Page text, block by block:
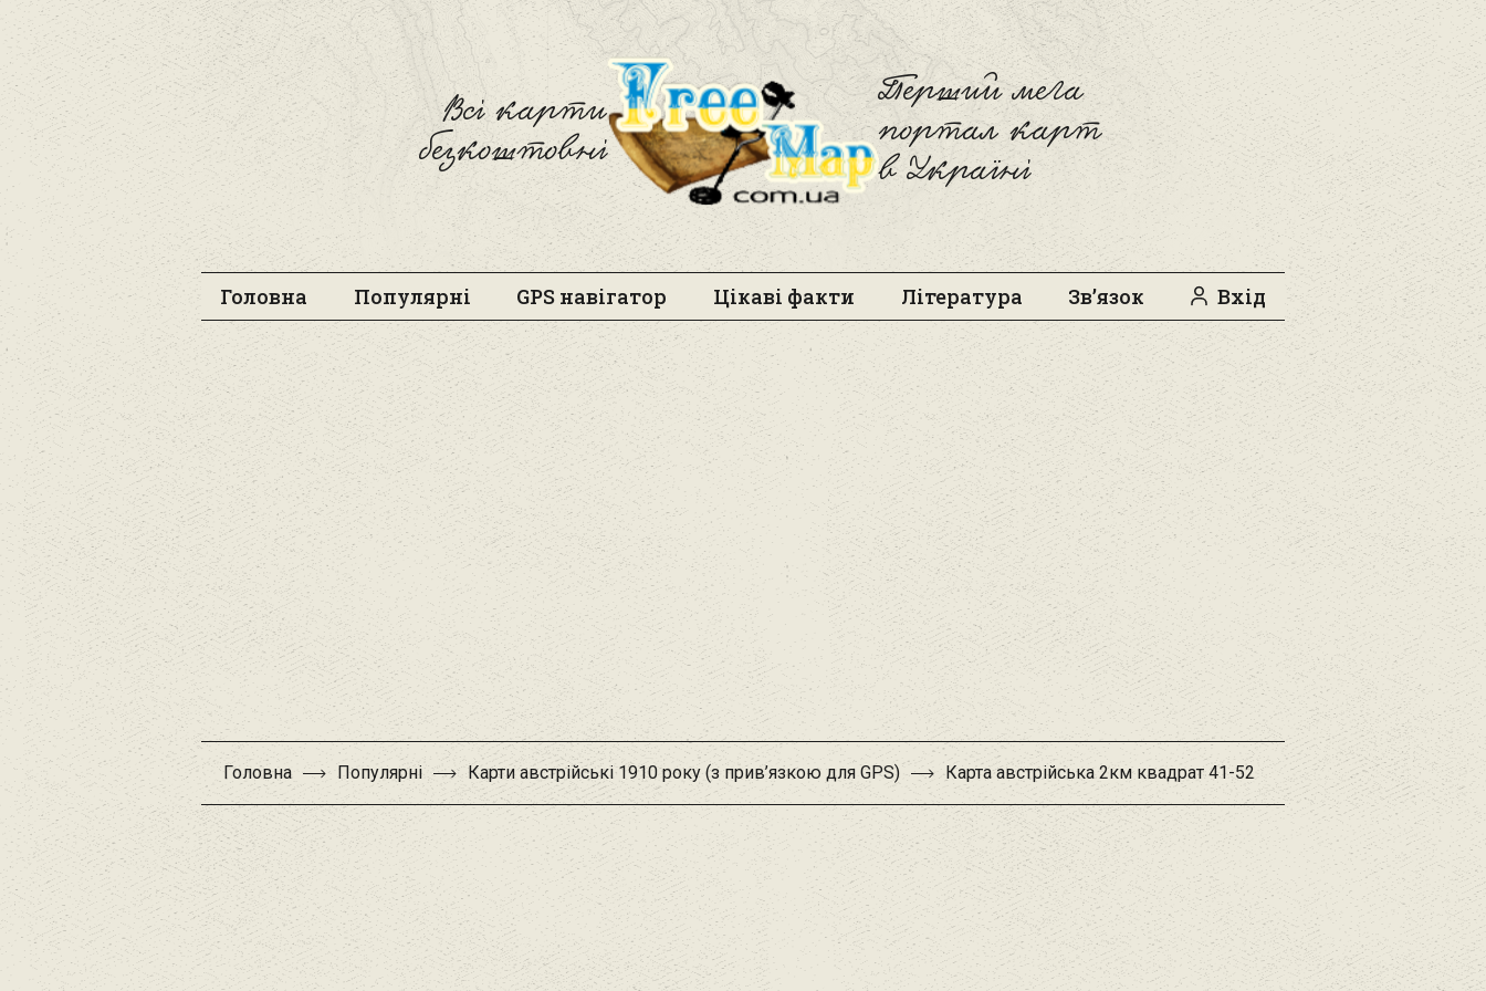
Всі карти
безкоштовні
Freemap
Перший мега
портал карт
в Україні
Головна Популярні GPS навігатор Цікаві факти Література Зв’язок Вхід
Головна Популярні Карти австрійські 1910 року (з прив’язкою для GPS) Карта австрійська 2км квадрат 41-52